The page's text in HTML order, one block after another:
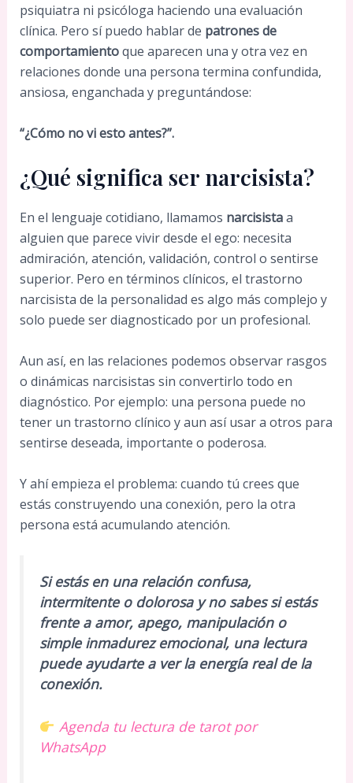
psiquiatra ni psicóloga haciendo una evaluación
clínica. Pero sí puedo hablar de patrones de
comportamientoque aparecen una y otra vez en
relaciones donde una persona termina confundida,
ansiosa, enganchada y preguntándose:
“¿Cómo no vi esto antes?”.
¿Qué significa ser narcisista?
En el lenguaje cotidiano, llamamos narcisistaa
alguien que parece vivir desde el ego: necesita
admiración, atención, validación, control o sentirse
superior. Pero en términos clínicos, el trastorno
narcisista de la personalidad es algo más complejo y
solo puede ser diagnosticado por un profesional.
Aun así, en las relaciones podemos observar rasgos
o dinámicas narcisistas sin convertirlo todo en
diagnóstico. Por ejemplo: una persona puede no
tener un trastorno clínico y aun así usar a otros para
sentirse deseada, importante o poderosa.
Y ahí empieza el problema: cuando tú crees que
estás construyendo una conexión, pero la otra
persona está acumulando atención.
Si estás en una relación confusa,
intermitente o dolorosa y no sabes si estás
frente a amor, apego, manipulación o
simple inmadurez emocional, una lectura
puede ayudarte a ver la energía real de la
conexión.
Agenda tu lectura de tarot por
WhatsApp